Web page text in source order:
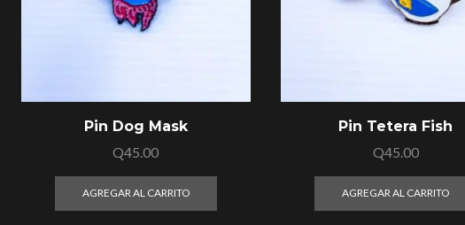
Pin Dog Mask
Q45.00
AGREGAR AL CARRITO
Pin Tetera Fish
Q45.00
AGREGAR AL CARRITO